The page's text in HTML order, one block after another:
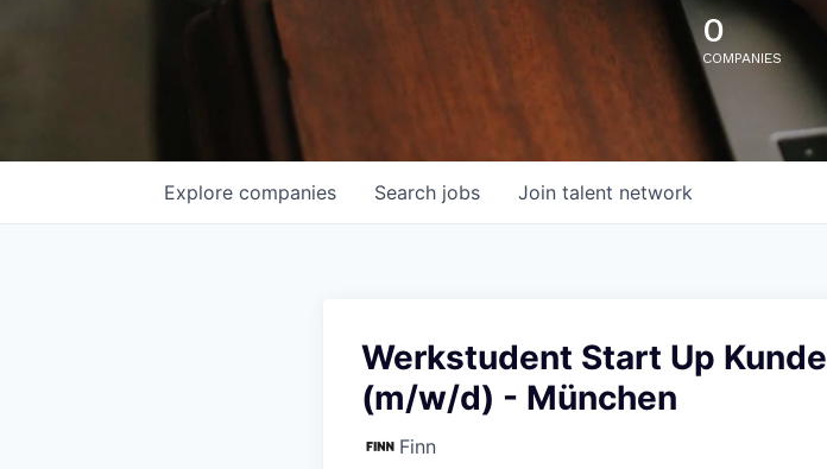
0
COMPANIES
Search jobs
Explore companies Join talent network
Werkstudent Start Up
(m/w/d) - München
Finn